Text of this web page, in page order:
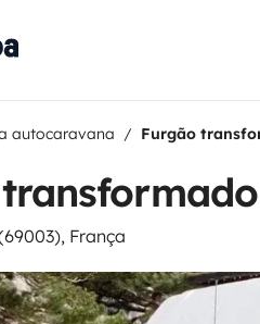
autocaravana Furgão
França